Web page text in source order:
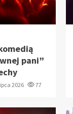
pani”
2026 77